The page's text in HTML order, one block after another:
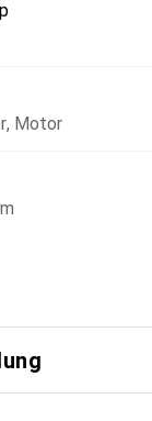
, Motor